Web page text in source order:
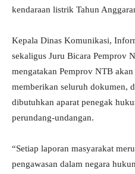
kendaraan listrik Tahun
Kepala Dinas Komunikasi,
sekaligus Juru Bicara Pemprov
mengatakan Pemprov NTB
memberikan seluruh dokumen,
dibutuhkan aparat penegak
perundang-undangan.
“Setiap laporan masyarakat
pengawasan dalam negara